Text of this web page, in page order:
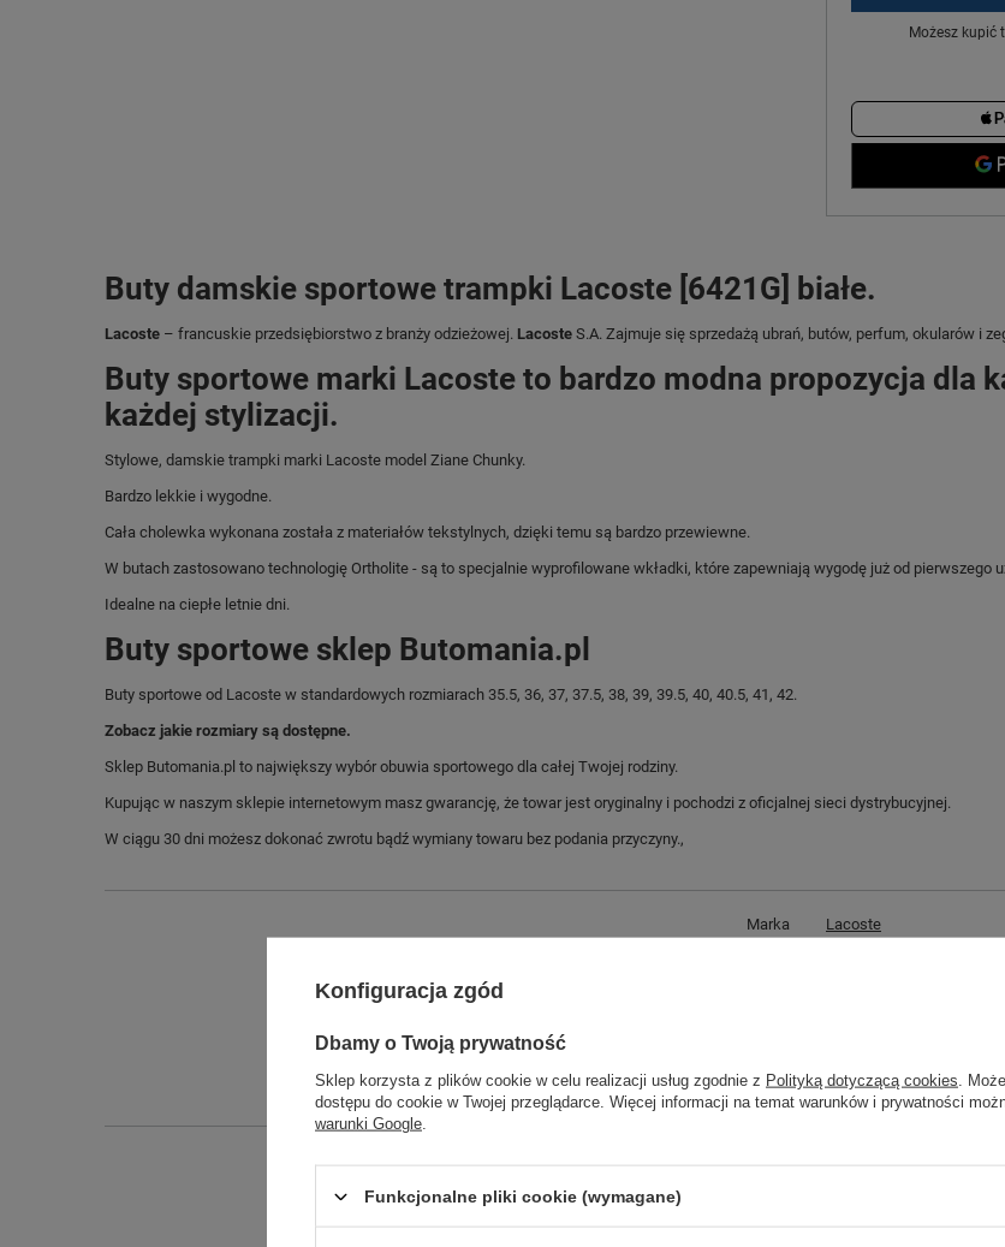
Możesz kupić
Buty damskie sportowe trampki Lacoste [6421G] białe.
Lacoste – francuskie przedsiębiorstwo z branży odzieżowej. Lacoste S.A. Zajmuje się sprzedażą ubrań, butów, perfum, okularów i
Buty sportowe marki Lacoste to bardzo modna propozycja dla
każdej stylizacji.
Stylowe, damskie trampki marki Lacoste model Ziane Chunky.
Bardzo lekkie i wygodne.
Cała cholewka wykonana została z materiałów tekstylnych, dzięki temu są bardzo przewiewne.
W butach zastosowano technologię Ortholite - są to specjalnie wyprofilowane wkładki, które zapewniają wygodę już od pierwszego
Idealne na ciepłe letnie dni.
Buty sportowe sklep Butomania.pl
Buty sportowe od Lacoste w standardowych rozmiarach 35.5, 36, 37, 37.5, 38, 39, 39.5, 40, 40.5, 41, 42.
Zobacz jakie rozmiary są dostępne.
Sklep Butomania.pl to największy wybór obuwia sportowego dla całej Twojej rodziny.
Kupując w naszym sklepie internetowym masz gwarancję, że towar jest oryginalny i pochodzi z oficjalnej sieci dystrybucyjnej.
W ciągu 30 dni możesz dokonać zwrotu bądź wymiany towaru bez podania przyczyny.,
Marka Lacoste
Zapięcie sznurowane
Czas na reklamację z tytułu rękojmi
Konfiguracja zgód
Dbamy o Twoją prywatność
Sklep korzysta z plików cookie w celu realizacji usług zgodnie z Polityką dotyczącą cookies .
dostępu do cookie w Twojej przeglądarce. Więcej informacji na temat warunków i prywatności
warunki Google
Funkcjonalne pliki cookie (wymagane)